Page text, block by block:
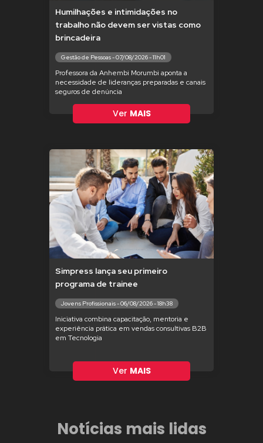
Humilhações e intimidações no
trabalho não devem ser vistas como
brincadeira
Gestão de Pessoas - 07/08/2026 - 11h01
Professora da Anhembi Morumbi aponta a
necessidade de lideranças preparadas e canais
seguros de denúncia
Ver MAIS
Simpress lança seu primeiro
programa de trainee
Jovens Profissionais - 06/08/2026 - 18h38
Iniciativa combina capacitação, mentoria e
experiência prática em vendas consultivas B2B
em Tecnologia
Ver MAIS
Notícias mais lidas